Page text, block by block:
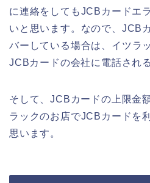
に連絡をしてもJCBカードエ
いと思います。なので、JCB
バーしている場合は、イツラ
JCBカードの会社に電話され
そして、JCBカードの上限金
ラックのお店でJCBカードを
思います。